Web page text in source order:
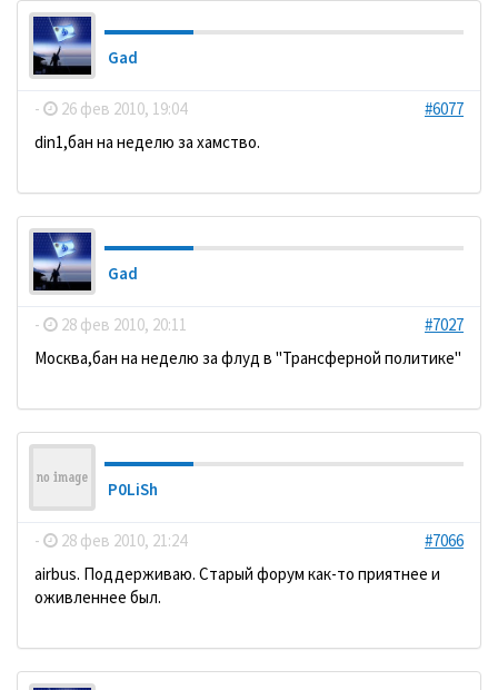
Gad
- 26 фев 2010, 19:04
#6077
din1,бан на неделю за хамство.
Gad
- 28 фев 2010, 20:11
#7027
Москва,бан на неделю за флуд в "Трансферной политике"
P0LiSh
- 28 фев 2010, 21:24
#7066
аirbus. Поддерживаю. Старый форум как-то приятнее и
оживленнее был.